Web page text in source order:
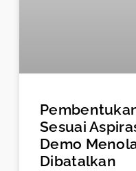
Sesuai
Demo
Dibatalkan